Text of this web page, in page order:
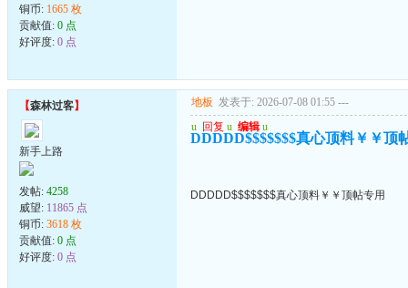
铜币: 1665 枚
贡献值: 0 点
好评度: 0 点
【森林过客】
新手上路
发帖: 4258
威望: 11865 点
铜币: 3618 枚
贡献值: 0 点
好评度: 0 点
地板 发表于: 2026-07-08 01:55 ---
u 回复 u 编辑 u
DDDDD$$$$$$$真心顶料￥￥顶
DDDDD$$$$$$$真心顶料￥￥顶帖专用